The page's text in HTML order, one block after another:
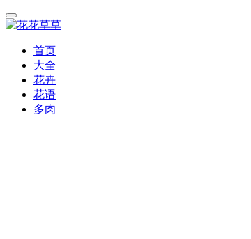
首页
大全
花卉
花语
多肉